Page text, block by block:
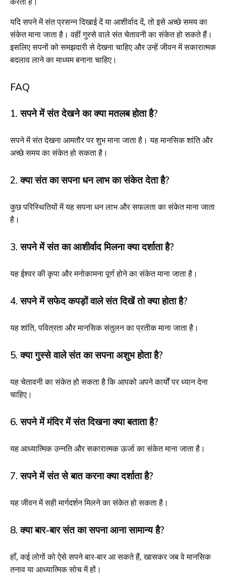
यदि सपने में संत प्रसन्न दिखाई दें या आशीर्वाद दें, तो इसे अच्छे समय का
संकेत माना जाता है। वहीं गुस्से वाले संत चेतावनी का संकेत हो सकते हैं।
इसलिए सपनों को समझदारी से देखना चाहिए और उन्हें जीवन में सकारात्मक
बदलाव लाने का माध्यम बनाना चाहिए।
FAQ
1. सपने में संत देखने का क्या मतलब होता है?
सपने में संत देखना आमतौर पर शुभ माना जाता है। यह मानसिक शांति और
अच्छे समय का संकेत हो सकता है।
2. क्या संत का सपना धन लाभ का संकेत देता है?
कुछ परिस्थितियों में यह सपना धन लाभ और सफलता का संकेत माना जाता
है।
3. सपने में संत का आशीर्वाद मिलना क्या दर्शाता है?
यह ईश्वर की कृपा और मनोकामना पूर्ण होने का संकेत माना जाता है।
4. सपने में सफेद कपड़ों वाले संत दिखें तो क्या होता है?
यह शांति, पवित्रता और मानसिक संतुलन का प्रतीक माना जाता है।
5. क्या गुस्से वाले संत का सपना अशुभ होता है?
यह चेतावनी का संकेत हो सकता है कि आपको अपने कार्यों पर ध्यान देना
चाहिए।
6. सपने में मंदिर में संत दिखना क्या बताता है?
यह आध्यात्मिक उन्नति और सकारात्मक ऊर्जा का संकेत माना जाता है।
7. सपने में संत से बात करना क्या दर्शाता है?
यह जीवन में सही मार्गदर्शन मिलने का संकेत हो सकता है।
8. क्या बार-बार संत का सपना आना सामान्य है?
हाँ, कई लोगों को ऐसे सपने बार-बार आ सकते हैं, खासकर जब वे मानसिक
तनाव या आध्यात्मिक सोच में हों।